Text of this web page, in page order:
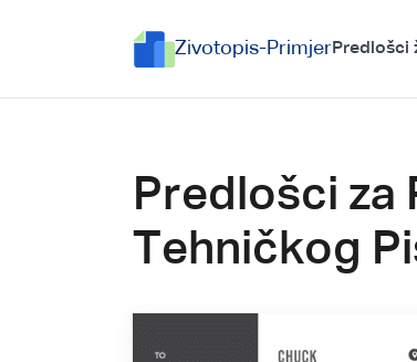
Zivotopis-PrimjerPredlošci
Predlošci za
Tehničkog